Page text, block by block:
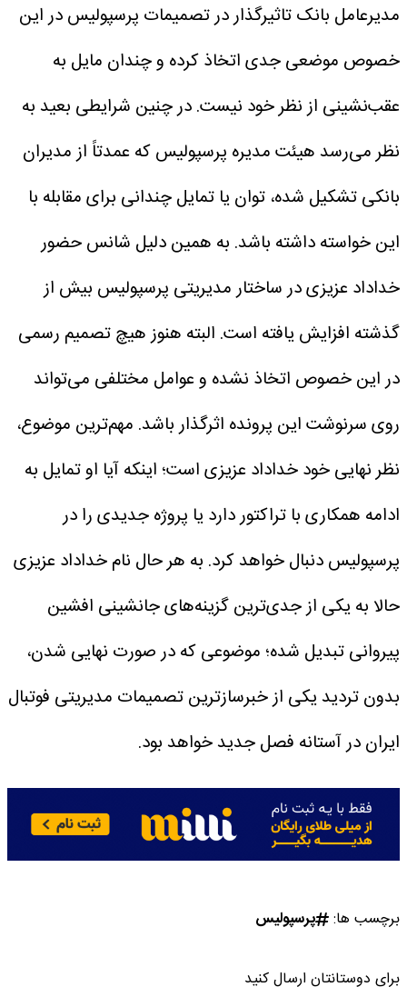
مدیرعامل بانک تاثیرگذار در تصمیمات پرسپولیس در این
خصوص موضعی جدی اتخاذ کرده و چندان مایل به
عقب‌نشینی از نظر خود نیست.در چنین شرایطی بعید به
نظر می‌رسد هیئت مدیره پرسپولیس که عمدتاً از مدیران
بانکی تشکیل شده، توان یا تمایل چندانی برای مقابله با
این خواسته داشته باشد. به همین دلیل شانس حضور
خداداد عزیزی در ساختار مدیریتی پرسپولیس بیش از
گذشته افزایش یافته است. البته هنوز هیچ تصمیم رسمی
در این خصوص اتخاذ نشده و عوامل مختلفی می‌تواند
روی سرنوشت این پرونده اثرگذار باشد. مهم‌ترین موضوع،
نظر نهایی خود خداداد عزیزی است؛ اینکه آیا او تمایل به
ادامه همکاری با تراکتور دارد یا پروژه جدیدی را در
پرسپولیس دنبال خواهد کرد. به هر حال نام خداداد عزیزی
حالا به یکی از جدی‌ترین گزینه‌های جانشینی افشین
پیروانی تبدیل شده؛ موضوعی که در صورت نهایی شدن،
بدون تردید یکی از خبرسازترین تصمیمات مدیریتی فوتبال
ایران در آستانه فصل جدید خواهد بود.
برچسب ها: پرسپولیس
برای دوستانتان ارسال کنید